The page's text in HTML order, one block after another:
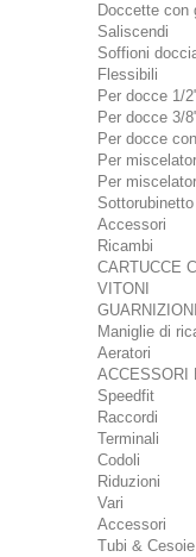
Doccette con
Saliscendi
Soffioni
Flessibili
Per docce 1/
Per docce 3/
Per docce
Per
Per
Sottorubinetto
Accessori
Ricambi
CARTUCCE
VITONI
GUARNIZIONI
Maniglie di
Aeratori
ACCESSORI
Speedfit
Raccordi
Terminali
Codoli
Riduzioni
Vari
Accessori
Tubi & Cesoie